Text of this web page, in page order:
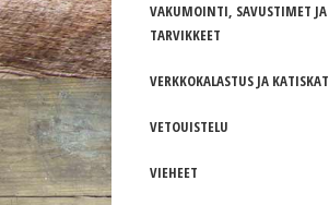
VAKUMOINTI, SAVUSTIMET JA
TARVIKKEET
VERKKOKALASTUS JA KATISKAT
VETOUISTELU
VIEHEET